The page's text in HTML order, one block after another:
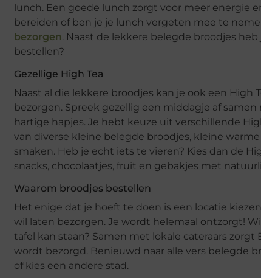
lunch. Een goede lunch zorgt voor meer
bereiden of ben je je lunch vergeten mee te
bezorgen. Naast de lekkere belegde broodjes
bestellen?
Gezellige High Tea
Naast al die lekkere broodjes kan je ook een High
bezorgen. Spreek gezellig een middagje af
hartige hapjes. Je hebt keuze uit verschillende
van diverse kleine belegde broodjes, kleine
smaken. Heb je echt iets te vieren? Kies dan de
snacks, chocolaatjes, fruit en gebakjes met
Waarom broodjes bestellen
Het enige dat je hoeft te doen is een locatie
wil laten bezorgen. Je wordt helemaal ontzorgt!
tafel kan staan? Samen met lokale cateraars
wordt bezorgd. Benieuwd naar alle vers belegde
of kies een andere stad.